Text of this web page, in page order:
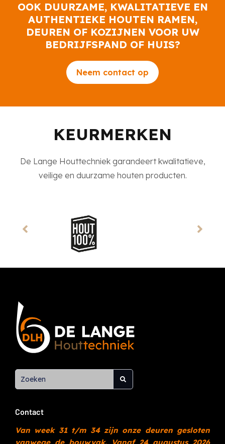
OOK DUURZAME, KWALITATIEVE EN
AUTHENTIEKE HOUTEN RAMEN,
DEUREN OF KOZIJNEN VOOR UW
BEDRIJFSPAND OF HUIS?
Neem contact op
KEURMERKEN
De Lange Houttechniek garandeert kwalitatieve,
veilige en duurzame houten producten.
Contact
Van week 31 t/m 34 zijn onze deuren gesloten